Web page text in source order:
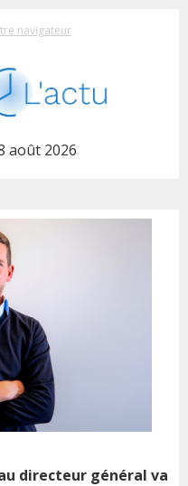
navigateur
août 2026
directeur général va